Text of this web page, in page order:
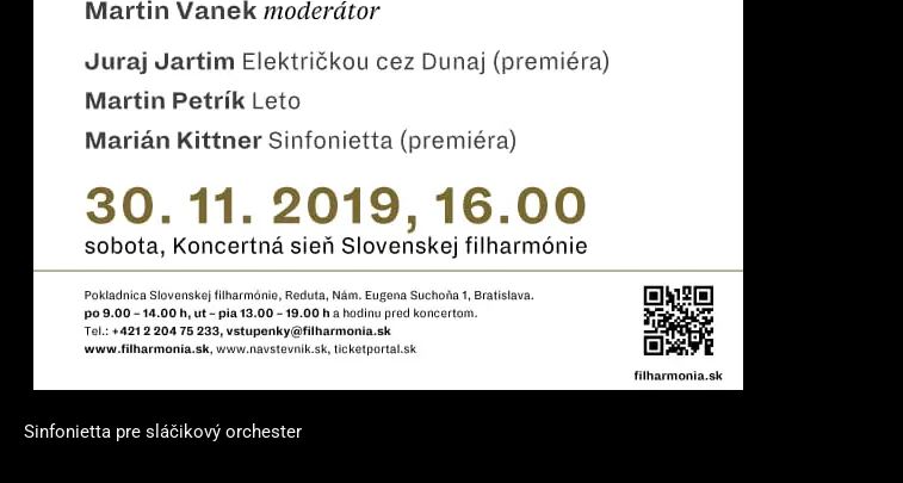
Sinfonietta pre sláčikový orchester